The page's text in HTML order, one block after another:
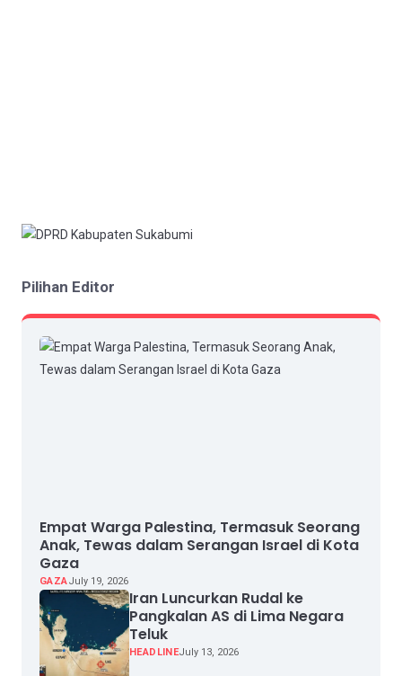
Pilihan Editor
Empat Warga Palestina, Termasuk Seorang
Anak, Tewas dalam Serangan Israel di Kota
Gaza
GAZAJuly 19, 2026
Iran Luncurkan Rudal ke
Pangkalan AS di Lima Negara
Teluk
HEADLINEJuly 13, 2026